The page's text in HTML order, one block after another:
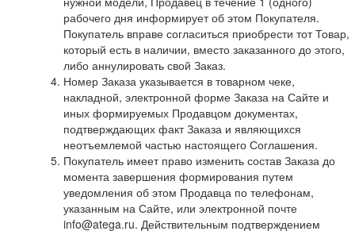
рабочего дня информирует об этом Покупателя.
Покупатель вправе согласиться приобрести тот Товар,
который есть в наличии, вместо заказанного до этого,
либо аннулировать свой Заказ.
Номер Заказа указывается в товарном чеке,
накладной, электронной форме Заказа на Сайте и
иных формируемых Продавцом документах,
подтверждающих факт Заказа и являющихся
неотъемлемой частью настоящего Соглашения.
Покупатель имеет право изменить состав Заказа до
момента завершения формирования путем
уведомления об этом Продавца по телефонам,
указанным на Сайте, или электронной почте
info@atega.ru. Действительным подтверждением